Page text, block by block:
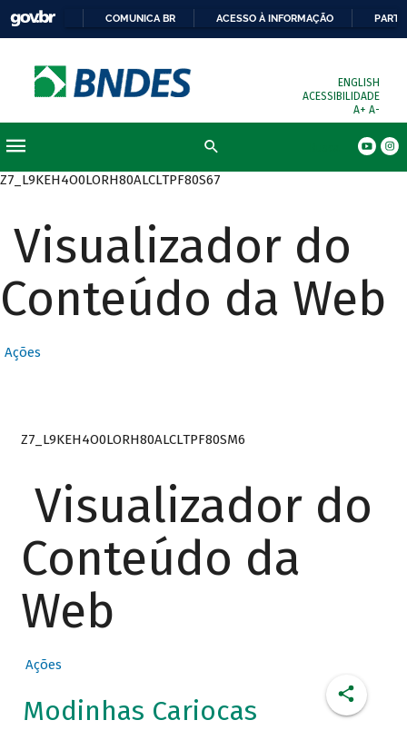
COMUNICA BR ACESSO À INFORMAÇÃO
ENGLISH
ACESSIBILIDADE
A+ A-
Z7_L9KEH4O0LORH80ALCLTPF80S67
Visualizador do
Conteúdo da Web
Ações
Z7_L9KEH4O0LORH80ALCLTPF80SM6
Visualizador do
Conteúdo da
Web
Ações
Modinhas Cariocas